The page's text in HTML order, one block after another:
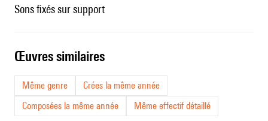
sons fixés sur support
œuvres similaires
Même genre
Crées la même année
Composées la même année
Même effectif détaillé